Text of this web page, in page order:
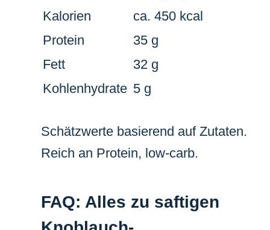
Kalorien
ca. 450 kcal
Protein
35 g
Fett
32 g
Kohlenhydrate 5 g
Schätzwerte basierend auf Zutaten.
Reich an Protein, low-carb.
FAQ: Alles zu saftigen